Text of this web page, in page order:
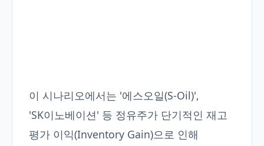
이 시나리오에서는 '에스오일(S-Oil)',
'SK이노베이션' 등 정유주가 단기적인 재고
평가 이익(Inventory Gain)으로 인해